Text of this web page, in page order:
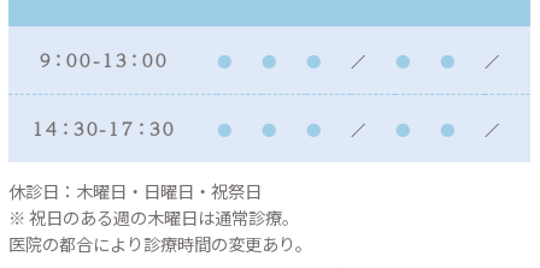
９：００ - １３：００
１４：３０ - １７：３０
休診日：木曜日・日曜日・祝祭日
※ 祝日のある週の木曜日は通常診療。
医院の都合により診療時間の変更あり。